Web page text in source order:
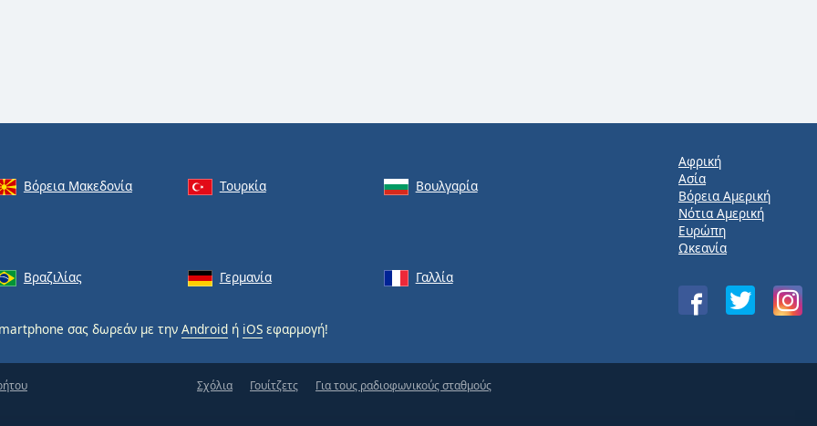
Βόρεια Μακεδονία Τουρκία
Βουλγαρία
Βραζιλίας Γερμανία Γαλλία
σας δωρεάν με την Android ή iOS εφαρμογή!
Αφρική
Ασία
Βόρεια Αμερική
Νότια Αμερική
Ευρώπη
Ωκεανία
Σχόλια Γουίτζετς Για τους ραδιοφωνικούς σταθμούς